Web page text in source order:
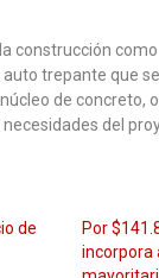
construcción
trepante que
de concreto,
del
de
Por
incorpora